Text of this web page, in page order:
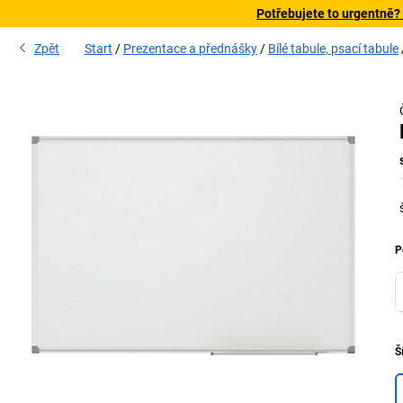
Potřebujete to
Zpět Start Prezentace a přednášky Bílé tabule, psací tabule